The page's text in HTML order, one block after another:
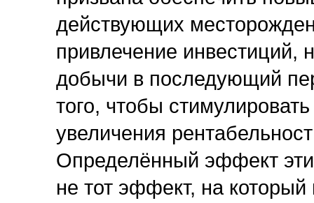
действующих
привлечение инвестиций,
добычи в последующий
того, чтобы
увеличения
Определённый эффект
не тот эффект, на